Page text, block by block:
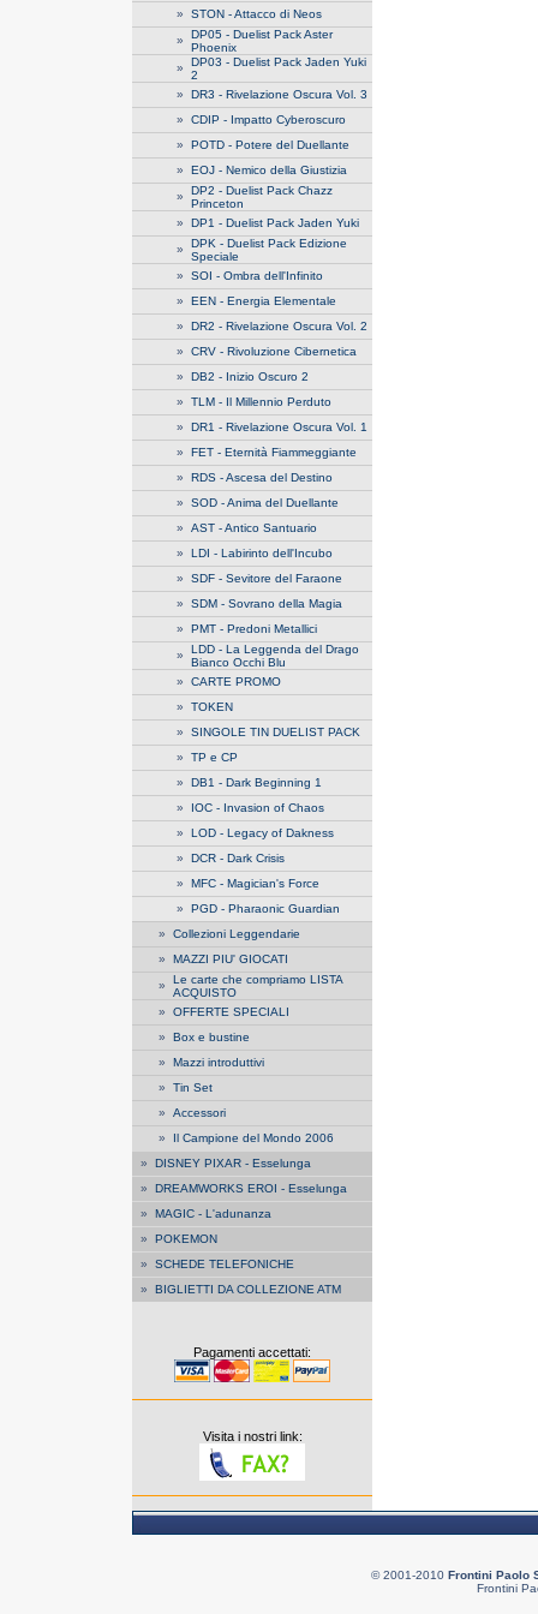
» STON - Attacco di Neos
» DP05 - Duelist Pack Aster
Phoenix
» DP03 - Duelist Pack Jaden Yuki
2
» DR3 - Rivelazione Oscura Vol. 3
» CDIP - Impatto Cyberoscuro
» POTD - Potere del Duellante
» EOJ - Nemico della Giustizia
» DP2 - Duelist Pack Chazz
Princeton
» DP1 - Duelist Pack Jaden Yuki
» DPK - Duelist Pack Edizione
Speciale
» SOI - Ombra dell'Infinito
» EEN - Energia Elementale
» DR2 - Rivelazione Oscura Vol. 2
» CRV - Rivoluzione Cibernetica
» DB2 - Inizio Oscuro 2
» TLM - Il Millennio Perduto
» DR1 - Rivelazione Oscura Vol. 1
» FET - Eternità Fiammeggiante
» RDS - Ascesa del Destino
» SOD - Anima del Duellante
» AST - Antico Santuario
» LDI - Labirinto dell'Incubo
» SDF - Sevitore del Faraone
» SDM - Sovrano della Magia
» PMT - Predoni Metallici
» LDD - La Leggenda del Drago
Bianco Occhi Blu
» CARTE PROMO
» TOKEN
» SINGOLE TIN DUELIST PACK
» TP e CP
» DB1 - Dark Beginning 1
» IOC - Invasion of Chaos
» LOD - Legacy of Dakness
» DCR - Dark Crisis
» MFC - Magician's Force
» PGD - Pharaonic Guardian
» Collezioni Leggendarie
» MAZZI PIU' GIOCATI
» Le carte che compriamo LISTA
ACQUISTO
» OFFERTE SPECIALI
» Box e bustine
» Mazzi introduttivi
» Tin Set
» Accessori
» Il Campione del Mondo 2006
» DISNEY PIXAR - Esselunga
» DREAMWORKS EROI - Esselunga
» MAGIC - L'adunanza
» POKEMON
» SCHEDE TELEFONICHE
» BIGLIETTI DA COLLEZIONE ATM
Pagamenti accettati:
Visita i nostri link:
© 2001-2010 Frontini Paolo
Frontini